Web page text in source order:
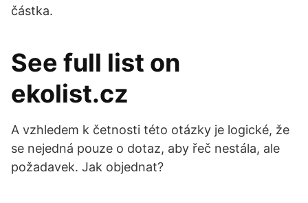
částka.
See full list on
ekolist.cz
A vzhledem k četnosti této otázky je logické, že
se nejedná pouze o dotaz, aby řeč nestála, ale
požadavek. Jak objednat?